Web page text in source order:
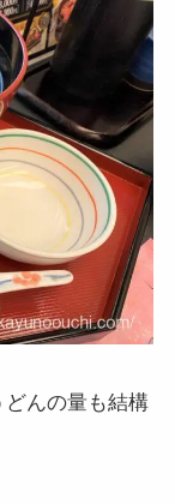
んの量も結構